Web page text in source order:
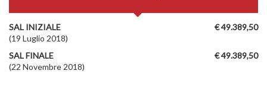
€ 49.389,50
SAL INIZIALE
(19 Luglio 2018)
€ 49.389,50
SAL FINALE
(22 Novembre 2018)